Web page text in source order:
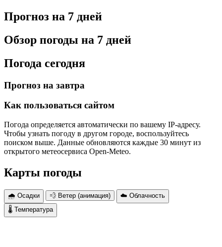
Прогноз на 7 дней
Обзор погоды на 7 дней
Погода сегодня
Прогноз на завтра
Как пользоваться сайтом
Погода определяется автоматически по вашему IP-адресу.
Чтобы узнать погоду в другом городе, воспользуйтесь
поиском выше. Данные обновляются каждые 30 минут из
открытого метеосервиса Open-Meteo.
Карты погоды
🌧 Осадки 💨 Ветер (анимация)
☁️ Облачность
🌡 Температура